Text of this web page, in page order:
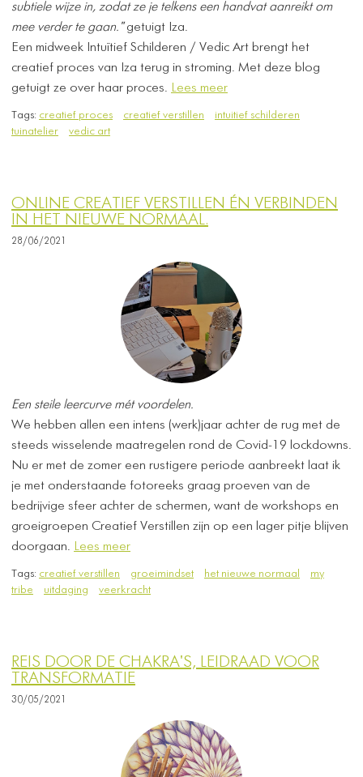
subtiele wijze in, zodat ze je telkens een handvat aanreikt om
mee verder te gaan."getuigt Iza.
Een midweek Intuïtief Schilderen / Vedic Art brengt het
creatief proces van Iza terug in stroming. Met deze blog
getuigt ze over haar proces. Lees meer
Tags: creatief proces creatief verstillen
intuitief schilderen
tuinatelier
vedic art
ONLINE CREATIEF VERSTILLEN ÉN VERBINDEN
IN HET NIEUWE NORMAAL.
28/06/2021
Een steile leercurve mét voordelen.
We hebben allen een intens (werk)jaar achter de rug met de
steeds wisselende maatregelen rond de Covid-19 lockdowns.
Nu er met de zomer een rustigere periode aanbreekt laat ik
je met onderstaande fotoreeks graag proeven van de
bedrijvige sfeer achter de schermen, want de workshops en
groeigroepen Creatief Verstillen zijn op een lager pitje blijven
doorgaan. Lees meer
Tags: creatief verstillen groeimindset het nieuwe normaal
my
tribe
uitdaging veerkracht
REIS DOOR DE CHAKRA'S, LEIDRAAD VOOR
TRANSFORMATIE
30/05/2021